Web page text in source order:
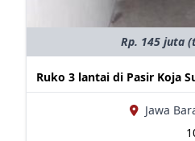
Rp. 145 juta
Ruko 3 lantai di Pasir Koja
Jawa